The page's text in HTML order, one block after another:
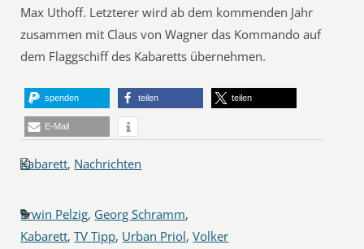
Max Uthoff. Letzterer wird ab dem kommenden Jahr
zusammen mit Claus von Wagner das Kommando auf
dem Flaggschiff des Kabaretts übernehmen.
spenden teilen teilen
E-Mail
Kabarett, Nachrichten
Erwin Pelzig, Georg Schramm,
Kabarett,TV Tipp, Urban Priol,Volker